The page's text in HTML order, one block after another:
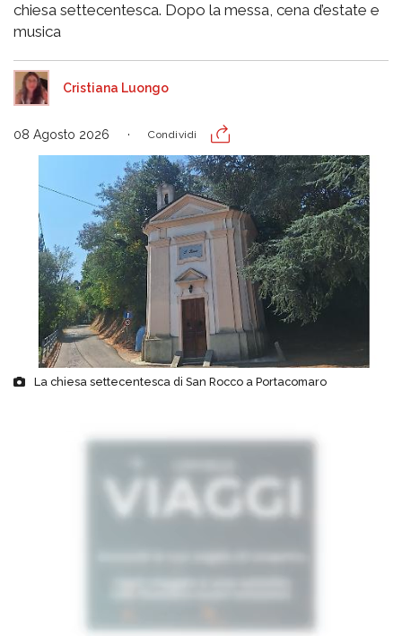
chiesa settecentesca. Dopo la messa, cena d’estate e
musica
Cristiana Luongo
08 Agosto 2026 Condividi
La chiesa settecentesca di San Rocco a Portacomaro